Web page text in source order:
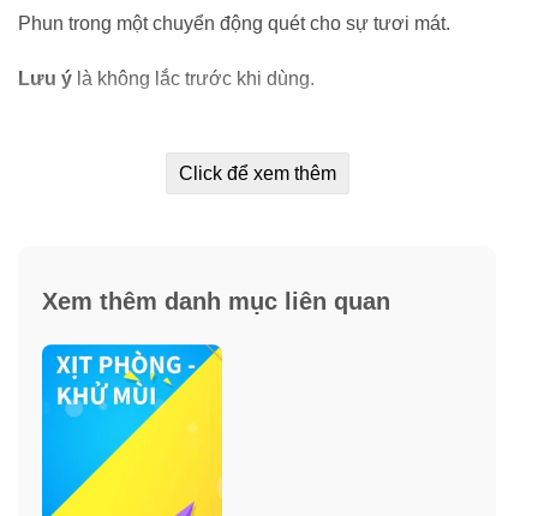
Phun trong một chuyển động quét cho sự tươi mát.
Lưu ý là không lắc trước khi dùng.
Click để xem thêm
Xem thêm danh mục liên quan